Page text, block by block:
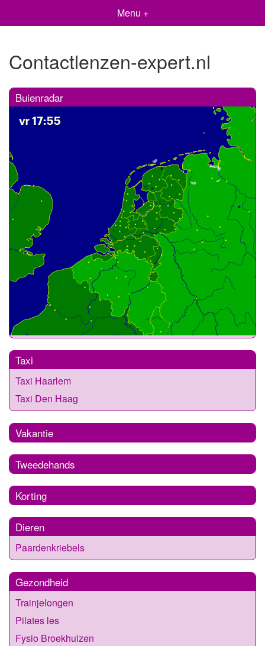
Menu +
Contactlenzen-expert.nl
Buienradar
Taxi
Taxi Haarlem
Taxi Den Haag
Vakantie
Tweedehands
Korting
Dieren
Paardenkriebels
Gezondheid
Trainjelongen
Pilates les
Fysio Broekhuizen